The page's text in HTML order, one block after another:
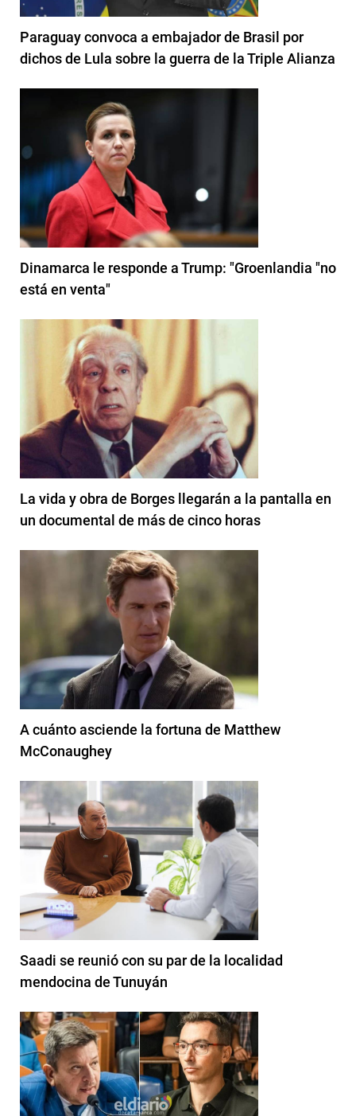
Paraguay convoca a embajador de Brasil por
dichos de Lula sobre la guerra de la Triple Alianza
Dinamarca le responde a Trump: "Groenlandia "no
está en venta"
La vida y obra de Borges llegarán a la pantalla en
un documental de más de cinco horas
A cuánto asciende la fortuna de Matthew
McConaughey
Saadi se reunió con su par de la localidad
mendocina de Tunuyán